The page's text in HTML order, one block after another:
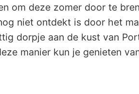
om deze zomer door te
niet ontdekt is door het
dorpje aan de kust van
manier kun je genieten